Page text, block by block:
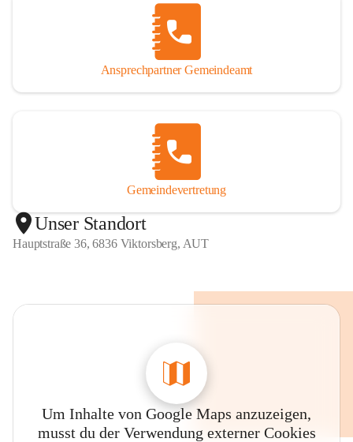
Ansprechpartner Gemeindeamt
Gemeindevertretung
Unser Standort
Hauptstraße 36, 6836 Viktorsberg, AUT
Um Inhalte von Google Maps anzuzeigen,
musst du der Verwendung externer Cookies